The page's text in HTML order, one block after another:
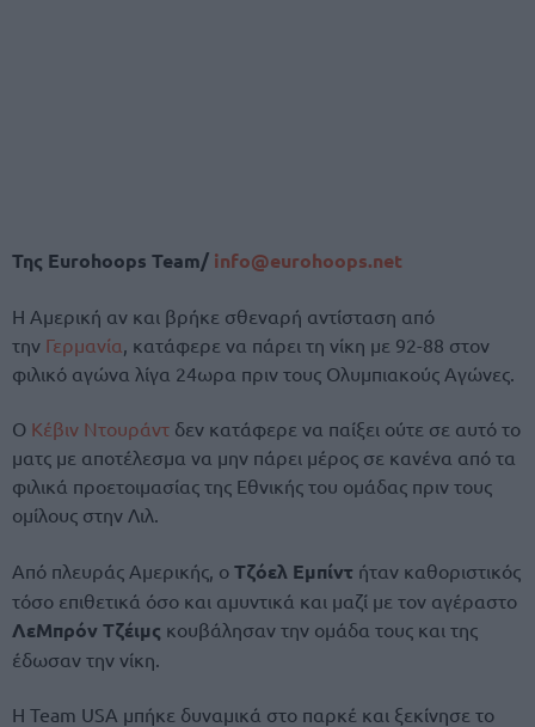
Της Eurohoops Team/ info@eurohoops.net
Η Αμερική αν και βρήκε σθεναρή αντίσταση από
την Γερμανία, κατάφερε να πάρει τη νίκη με 92-88 στον
φιλικό αγώνα λίγα 24ωρα πριν τους Ολυμπιακούς Αγώνες.
Ο Κέβιν Ντουράντ δεν κατάφερε να παίξει ούτε σε αυτό το
ματς με αποτέλεσμα να μην πάρει μέρος σε κανένα από τα
φιλικά προετοιμασίας της Εθνικής του ομάδας πριν τους
ομίλους στην Λιλ.
Από πλευράς Αμερικής, ο Τζόελ Εμπίντ ήταν καθοριστικός
τόσο επιθετικά όσο και αμυντικά και μαζί με τον αγέραστο
ΛεΜπρόνΤζέιμς κουβάλησαν την ομάδα τους και της
έδωσαν την νίκη.
Η Team USA μπήκε δυναμικά στο παρκέ και ξεκίνησε το